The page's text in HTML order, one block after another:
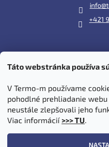
Táto webstránka používa
V Termo-m používame
pohodlné prehliadanie
neustále zlepšovali jeho
Viac informácií >>> TU.
info@
+421
Prijímame